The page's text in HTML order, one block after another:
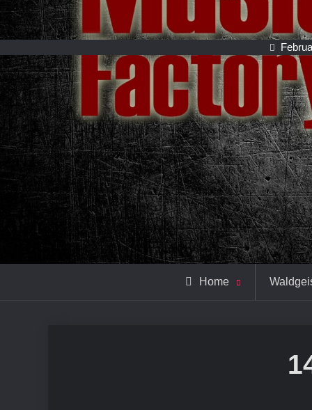
Home